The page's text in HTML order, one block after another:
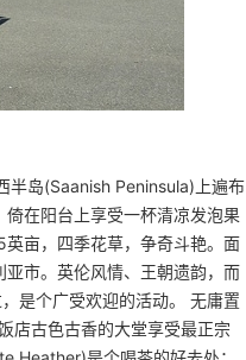
半岛(Saanish Peninsula)上遍布
在阳台上享受一杯清凉发泡果
亩，四季花草，争奇斗艳。面
市。英伦风情、王朝遗韵，而
是个广受欢迎的活动。 无庸置
店古色古香的大堂享受最正宗